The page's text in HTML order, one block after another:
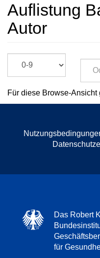
Auflistung
Autor
Für diese Browse-
Das Robert
für